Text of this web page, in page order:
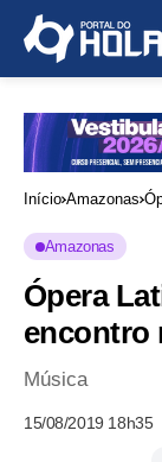
Início Amazonas
Amazonas
Ópera
encontro
Música
15/08/2019 18h35